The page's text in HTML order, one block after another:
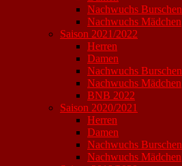
Nachwuchs Burschen
Nachwuchs Mädchen
Saison 2021/2022
Herren
Damen
Nachwuchs Burschen
Nachwuchs Mädchen
BNB 2022
Saison 2020/2021
Herren
Damen
Nachwuchs Burschen
Nachwuchs Mädchen